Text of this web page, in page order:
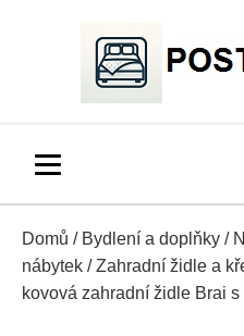
Domů / Bydlení a doplňky /
nábytek /Zahradní židle a
kovová zahradní židle Brai